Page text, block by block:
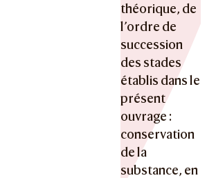
théorique, de
l’ordre de
succession
des stades
établis dans le
présent
ouvrage :
conservation
de la
substance, en